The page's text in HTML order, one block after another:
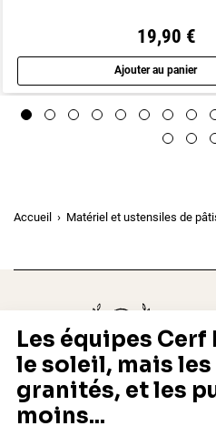
19,90 €
Ajouter au panier
Accueil Matériel et ustensiles de
Depuis 1932
Fabricant français reconnu